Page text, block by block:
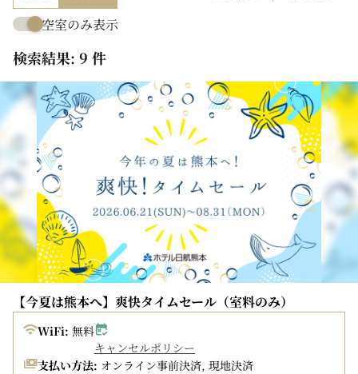
空室のみ表示
検索結果: 9 件
【今夏は熊本へ】爽快タイムセール（室料のみ）
WiFi: 無料
キャンセルポリシー
支払い方法: オンライン事前決済, 現地決済